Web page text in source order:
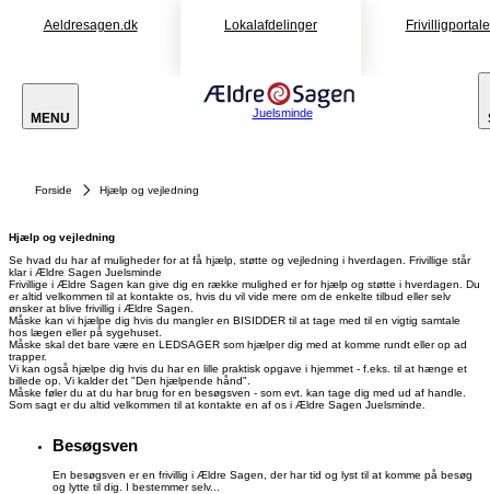
Aeldresagen.dk Lokalafdelinger
MENU Juelsminde
Forside Hjælp og vejledning
Hjælp og vejledning
Se hvad du har af muligheder for at få hjælp, støtte og vejledning i hverdagen. Frivillige står
klar i Ældre Sagen Juelsminde
Frivillige i Ældre Sagen kan give dig en række mulighed er for hjælp og støtte i hverdagen. Du
er altid velkommen til at kontakte os, hvis du vil vide mere om de enkelte tilbud eller selv
ønsker at blive frivillig i Ældre Sagen.
Måske kan vi hjælpe dig hvis du mangler en BISIDDER til at tage med til en vigtig samtale
hos lægen eller på sygehuset.
Måske skal det bare være en LEDSAGER som hjælper dig med at komme rundt eller op ad
trapper.
Vi kan også hjælpe dig hvis du har en lille praktisk opgave i hjemmet - f.eks. til at hænge et
billede op. Vi kalder det "Den hjælpende hånd".
Måske føler du at du har brug for en besøgsven - som evt. kan tage dig med ud af handle.
Som sagt er du altid velkommen til at kontakte en af os i Ældre Sagen Juelsminde.
Besøgsven
En besøgsven er en frivillig i Ældre Sagen, der har tid og lyst til at komme på besøg
og lytte til dig. I bestemmer selv...